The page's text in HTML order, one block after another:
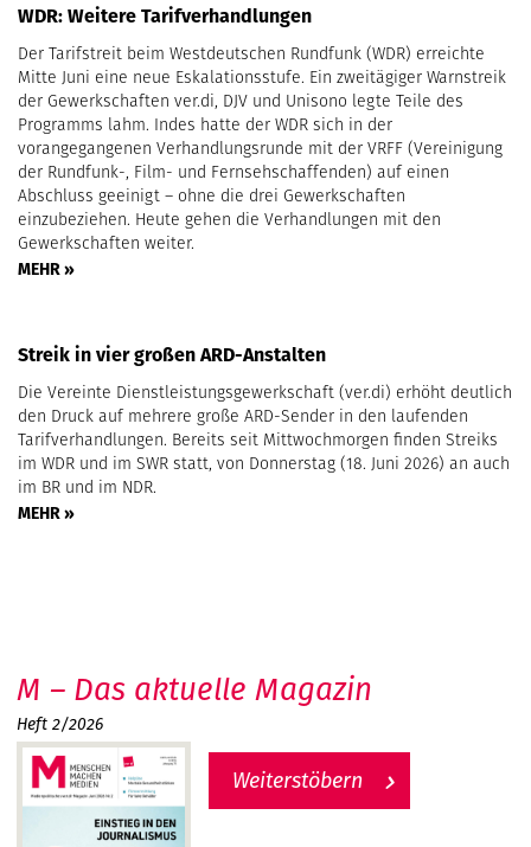
WDR: Weitere Tarifverhandlungen
Der Tarifstreit beim Westdeutschen Rundfunk (WDR) erreichte
Mitte Juni eine neue Eskalationsstufe. Ein zweitägiger Warnstreik
der Gewerkschaften ver.di, DJV und Unisono legte Teile des
Programms lahm. Indes hatte der WDR sich in der
vorangegangenen Verhandlungsrunde mit der VRFF (Vereinigung
der Rundfunk-, Film- und Fernsehschaffenden) auf einen
Abschluss geeinigt – ohne die drei Gewerkschaften
einzubeziehen. Heute gehen die Verhandlungen mit den
Gewerkschaften weiter.
MEHR »
Streik in vier großen ARD-Anstalten
Die Vereinte Dienstleistungsgewerkschaft (ver.di) erhöht deutlich
den Druck auf mehrere große ARD-Sender in den laufenden
Tarifverhandlungen. Bereits seit Mittwochmorgen finden Streiks
im WDR und im SWR statt, von Donnerstag (18. Juni 2026) an auch
im BR und im NDR.
MEHR »
M – Das aktuelle Magazin
Heft 2/2026
Weiterstöbern